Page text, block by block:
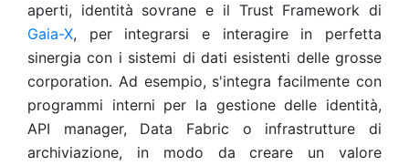
aperti, identità sovrane e il Trust Framework di
Gaia-X, per integrarsi e interagire in perfetta
sinergia con i sistemi di dati esistenti delle grosse
corporation. Ad esempio, s'integra facilmente con
programmi interni per la gestione delle identità,
API manager, Data Fabric o infrastrutture di
archiviazione, in modo da creare un valore